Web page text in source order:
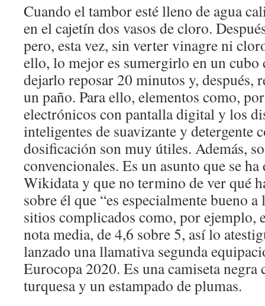
Cuando el tambor esté lleno de agua
en el cajetín dos vasos de cloro.
pero, esta vez, sin verter vinagre ni
ello, lo mejor es sumergirlo en un cubo
dejarlo reposar 20 minutos y, después,
un paño. Para ello, elementos como,
electrónicos con pantalla digital y los
inteligentes de suavizante y detergente
dosificación son muy útiles. Además,
convencionales. Es un asunto que se
Wikidata y que no termino de ver qué
sobre él que “es especialmente bueno
sitios complicados como, por ejemplo,
nota media, de 4,6 sobre 5, así lo
lanzado una llamativa segunda
Eurocopa 2020. Es una camiseta negra
turquesa y un estampado de plumas.